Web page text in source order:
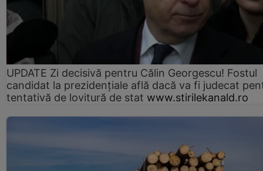
UPDATE Zi decisivă pentru Călin Georgescu! Fostul
candidat la prezidențiale află dacă va fi judecat
tentativă de lovitură de stat www.stirilekanald.ro